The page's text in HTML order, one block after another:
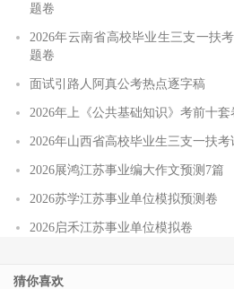
题卷
2026年云南省高校毕业生三支一扶
题卷
面试引路人阿真公考热点逐字稿
2026年上《公共基础知识》考前十套
2026年山西省高校毕业生三支一扶
2026展鸿江苏事业编大作文预测7篇
2026苏学江苏事业单位模拟预测卷
2026启禾江苏事业单位模拟卷
猜你喜欢